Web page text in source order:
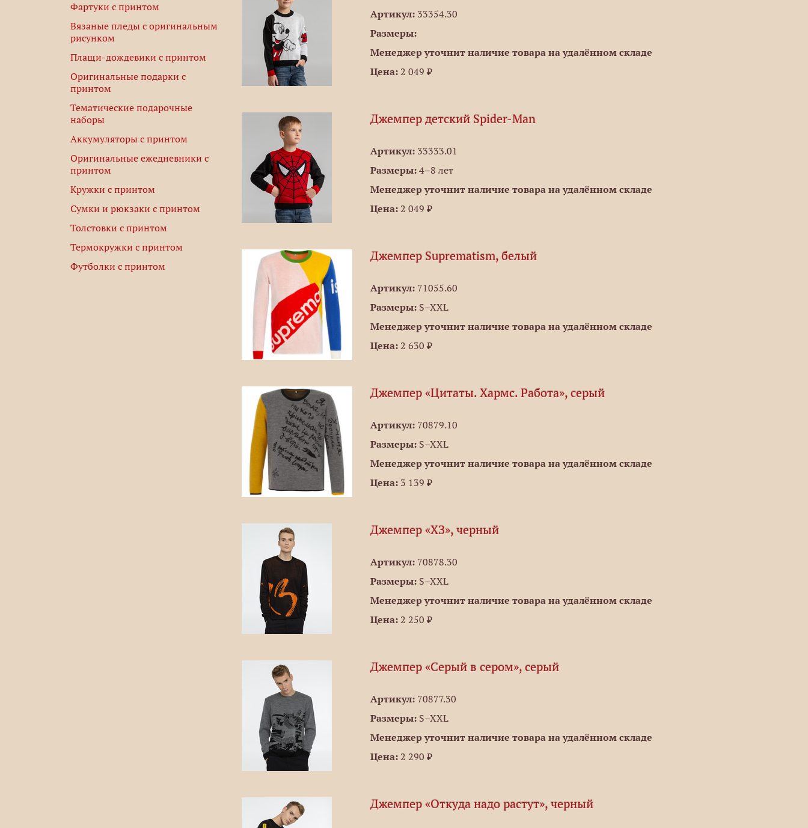
Фартуки с принтом
Вязаные пледы с оригинальным
рисунком
Плащи-дождевики с принтом
Оригинальные подарки с
принтом
Тематические подарочные
наборы
Аккумуляторы с принтом
Оригинальные ежедневники с
принтом
Кружки с принтом
Сумки и рюкзаки с принтом
Толстовки с принтом
Термокружки с принтом
Футболки с принтом
Артикул:33354.30
Размеры:
Менеджер уточнит наличие товара на удалённом складе
Цена:2 049 ₽
Джемпер детский Spider-Man
Артикул:33333.01
Размеры:4–8 лет
Менеджер уточнит наличие товара на удалённом складе
Цена:2 049 ₽
Джемпер Suprematism, белый
Артикул:71055.60
Размеры:S–XXL
Менеджер уточнит наличие товара на удалённом складе
Цена:2 630 ₽
Джемпер «Цитаты. Хармс. Работа», серый
Артикул:70879.10
Размеры:S–XXL
Менеджер уточнит наличие товара на удалённом складе
Цена:3 139 ₽
Джемпер «ХЗ», черный
Артикул:70878.30
Размеры:S–XXL
Менеджер уточнит наличие товара на удалённом складе
Цена:2 250 ₽
Джемпер «Серый в сером», серый
Артикул:70877.30
Размеры:S–XXL
Менеджер уточнит наличие товара на удалённом складе
Цена:2 290 ₽
Джемпер «Откуда надо растут», черный